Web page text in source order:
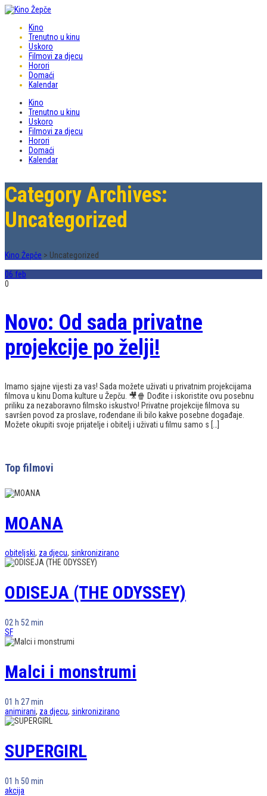
Kino
Trenutno u kinu
Uskoro
Filmovi za djecu
Horori
Domaći
Kalendar
Kino
Trenutno u kinu
Uskoro
Filmovi za djecu
Horori
Domaći
Kalendar
Category Archives:
Uncategorized
Kino Žepče > Uncategorized
06 feb
0
Novo: Od sada privatne
projekcije po želji!
Imamo sjajne vijesti za vas! Sada možete uživati u privatnim projekcijama
filmova u kinu Doma kulture u Žepču. 🎥🍿 Dođite i iskoristite ovu posebnu
priliku za nezaboravno filmsko iskustvo! Privatne projekcije filmova su
savršen povod za proslave, rođendane ili bilo kakve posebne događaje.
Možete okupiti svoje prijatelje i obitelj i uživati u filmu samo s […]
Top filmovi
MOANA
obiteljski, za djecu, sinkronizirano
ODISEJA (THE ODYSSEY)
02 h 52 min
SF
Malci i monstrumi
01 h 27 min
animirani, za djecu, sinkronizirano
SUPERGIRL
01 h 50 min
akcija